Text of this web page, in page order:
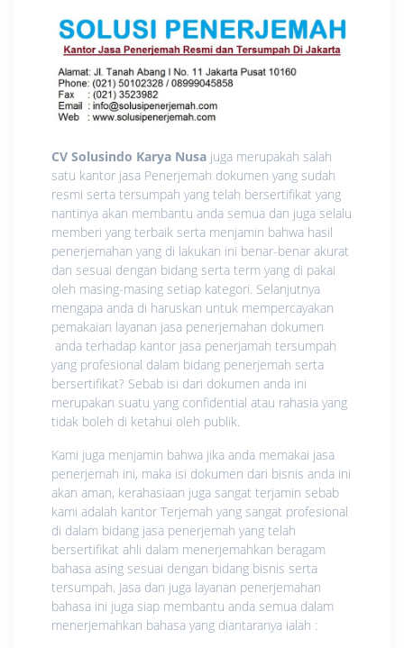
CV Solusindo Karya Nusa juga merupakah salah
satu kantor jasa Penerjemah dokumen yang sudah
resmi serta tersumpah yang telah bersertifikat yang
nantinya akan membantu anda semua dan juga selalu
memberi yang terbaik serta menjamin bahwa hasil
penerjemahan yang di lakukan ini benar-benar akurat
dan sesuai dengan bidang serta term yang di pakai
oleh masing-masing setiap kategori. Selanjutnya
mengapa anda di haruskan untuk mempercayakan
pemakaian layanan jasa penerjemahan dokumen
anda terhadap kantor jasa penerjamah tersumpah
yang profesional dalam bidang penerjemah serta
bersertifikat? Sebab isi dari dokumen anda ini
merupakan suatu yang confidential atau rahasia yang
tidak boleh di ketahui oleh publik.
Kami juga menjamin bahwa jika anda memakai jasa
penerjemah ini, maka isi dokumen dari bisnis anda ini
akan aman, kerahasiaan juga sangat terjamin sebab
kami adalah kantor Terjemah yang sangat profesional
di dalam bidang jasa penerjemah yang telah
bersertifikat ahli dalam menerjemahkan beragam
bahasa asing sesuai dengan bidang bisnis serta
tersumpah. Jasa dan juga layanan penerjemahan
bahasa ini juga siap membantu anda semua dalam
menerjemahkan bahasa yang diantaranya ialah :